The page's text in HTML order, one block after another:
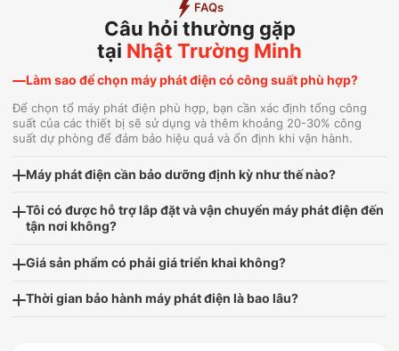
FAQs
Câu hỏi thường gặp
tại Nhật Trường Minh
Làm sao để chọn máy phát điện có công suất phù hợp?
Để chọn tổ máy phát điện phù hợp, bạn cần xác định tổng công
suất của các thiết bị sẽ sử dụng và thêm khoảng 20-30% công
suất dự phòng để đảm bảo hiệu quả và ổn định khi vận hành.
Máy phát điện cần bảo dưỡng định kỳ như thế nào?
Tôi có được hỗ trợ lắp đặt và vận chuyển máy phát điện đến
tận nơi không?
Giá sản phẩm có phải giá triển khai không?
Thời gian bảo hành máy phát điện là bao lâu?